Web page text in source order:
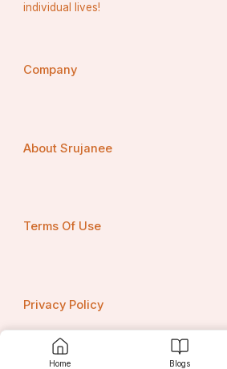
Home Blogs
individual lives!
Company
About Srujanee
Terms Of Use
Privacy Policy